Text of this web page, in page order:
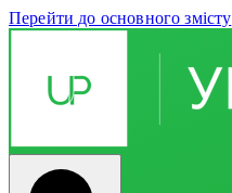
Перейти до основного змісту